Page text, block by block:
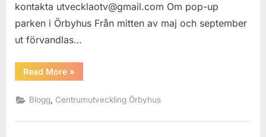
kontakta utvecklaotv@gmail.com Om pop-up
parken i Örbyhus Från mitten av maj och september
ut förvandlas…
Read More“Sommartorg
i
»
Blogg Centrumutveckling Örbyhus